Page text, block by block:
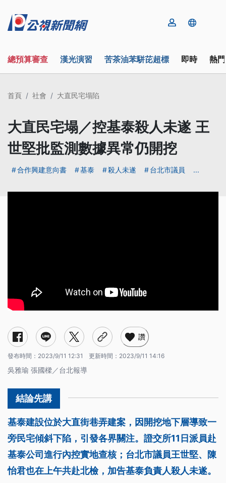
總預算審查 漢光演習 苦茶油苯駢芘超標 即時 熱
首頁 社會 大直民宅塌陷
大直民宅塌／控基泰殺人未遂 王
世堅批監測數據異常仍開挖
合作興建意向書 基泰 殺人未遂 台北市議員 ...
讚
發布時間： 2023/9/11 12:31 更新時間： 2023/9/11 14:16
吳雅瑜 張國樑／台北報導
基泰建設位於大直街巷弄建案，因開挖地下層導致一
旁民宅傾斜下陷，引發各界關注。證交所11日派員赴
基泰公司進行內控實地查核；台北市議員王世堅、陳
怡君也在上午共赴北檢，加告基泰負責人殺人未遂。